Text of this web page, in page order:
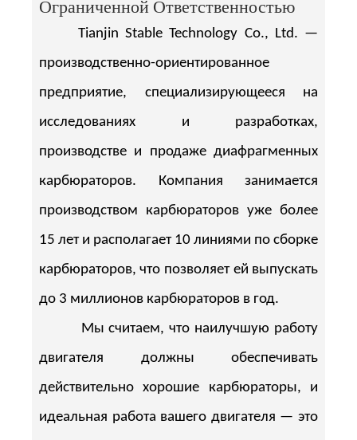
Ограниченной Ответственностью
Tianjin Stable Technology Co., Ltd. —
производственно-ориентированное
предприятие, специализирующееся на
исследованиях и разработках,
производстве и продаже диафрагменных
карбюраторов. Компания занимается
производством карбюраторов уже более
15 лет и располагает 10 линиями по сборке
карбюраторов, что позволяет ей выпускать
до 3 миллионов карбюраторов в год.
Мы считаем, что наилучшую работу
двигателя должны обеспечивать
действительно хорошие карбюраторы, и
идеальная работа вашего двигателя — это